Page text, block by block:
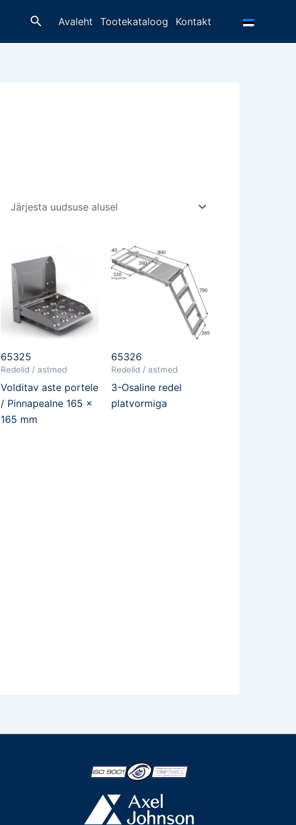
OtsingAvaleht Tootekataloog Kontakt
65325
Redelid / astmed
Volditav aste portele
/ Pinnapealne 165 x
165 mm
65326
Redelid / astmed
3-Osaline redel
platvormiga